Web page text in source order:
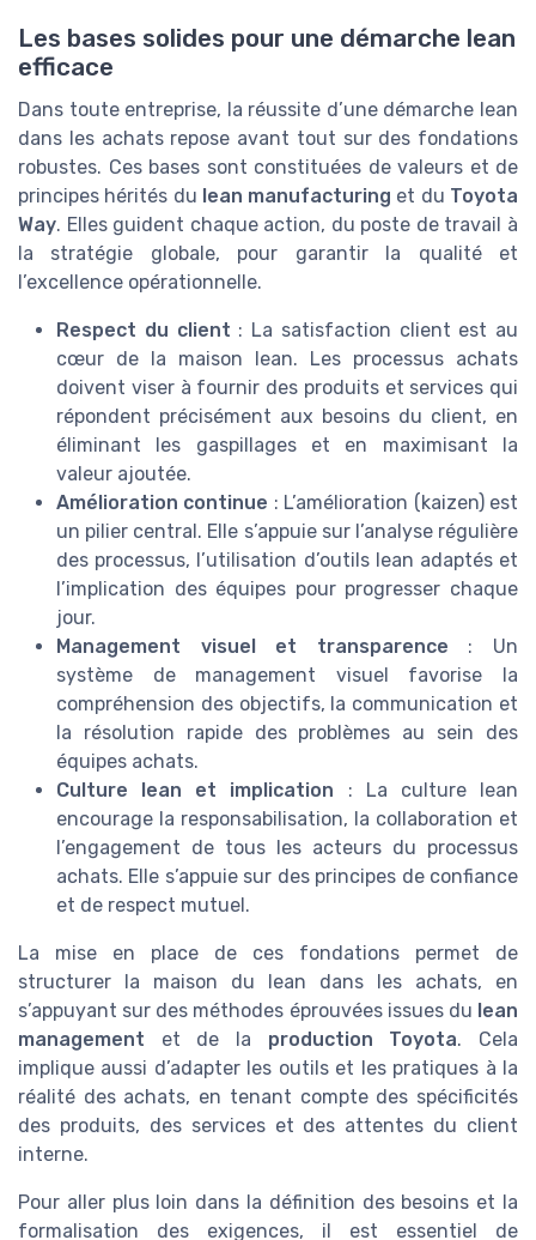
Les bases solides pour une démarche lean
efficace
Dans toute entreprise, la réussite d’une démarche lean
dans les achats repose avant tout sur des fondations
robustes. Ces bases sont constituées de valeurs et de
principes hérités du lean manufacturing et du Toyota
Way. Elles guident chaque action, du poste de travail à
la stratégie globale, pour garantir la qualité et
l’excellence opérationnelle.
Respect du client : La satisfaction client est au
cœur de la maison lean. Les processus achats
doivent viser à fournir des produits et services qui
répondent précisément aux besoins du client, en
éliminant les gaspillages et en maximisant la
valeur ajoutée.
Amélioration continue : L’amélioration (kaizen) est
un pilier central. Elle s’appuie sur l’analyse régulière
des processus, l’utilisation d’outils lean adaptés et
l’implication des équipes pour progresser chaque
jour.
Management visuel et transparence : Un
système de management visuel favorise la
compréhension des objectifs, la communication et
la résolution rapide des problèmes au sein des
équipes achats.
Culture lean et implication : La culture lean
encourage la responsabilisation, la collaboration et
l’engagement de tous les acteurs du processus
achats. Elle s’appuie sur des principes de confiance
et de respect mutuel.
La mise en place de ces fondations permet de
structurer la maison du lean dans les achats, en
s’appuyant sur des méthodes éprouvées issues du lean
management et de la production Toyota. Cela
implique aussi d’adapter les outils et les pratiques à la
réalité des achats, en tenant compte des spécificités
des produits, des services et des attentes du client
interne.
Pour aller plus loin dans la définition des besoins et la
formalisation des exigences, il est essentiel de